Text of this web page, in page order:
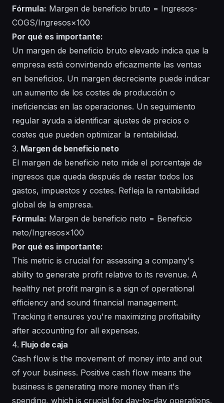
Fórmula: Margen de beneficio bruto = Ingresos-
COGS/Ingresos×100
Por qué es importante:
Un margen de beneficio bruto elevado indica que la
empresa está convirtiendo eficazmente las ventas
en beneficios. Un margen decreciente puede indicar
un aumento de los costes de producción o
ineficiencias en las operaciones. Un seguimiento
regular ayuda a identificar ajustes de precios o
costes que pueden optimizar la rentabilidad.
3. Margen de beneficio neto
El margen de beneficio neto mide el porcentaje de
ingresos que queda después de restar todos los
gastos, impuestos y costes. Refleja la rentabilidad
global de la empresa.
Fórmula: Margen de beneficio neto = Beneficio
neto/Ingresos×100
Por qué es importante:
This metric is crucial for assessing a company's
ability to generate profit relative to its revenue. A
healthy net profit margin is a sign of operational
efficiency and sound financial management.
Tracking it ensures you're maximizing profitability
after accounting for all expenses.
4. Flujo de caja
Cash flow is the movement of money into and out
of your business. Positive cash flow means the
business is generating more money than it's
spending, which is crucial for day-to-day operations.